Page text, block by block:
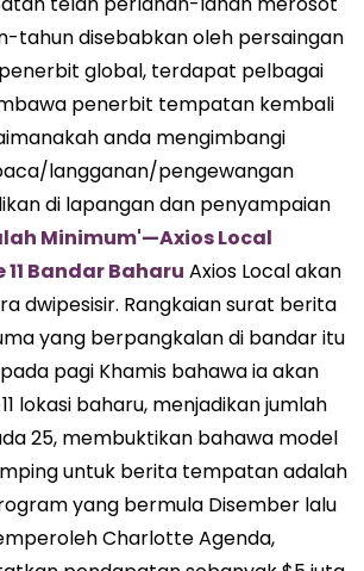
tahun disebabkan oleh persaingan
global, terdapat pelbagai
penerbit tempatan kembali
anda mengimbangi
langganan/pengewangan
di lapangan dan penyampaian
Minimum'—Axios Local
Bandar Baharu Axios Local akan
dwipesisir. Rangkaian surat berita
yang berpangkalan di bandar itu
pagi Khamis bahawa ia akan
lokasi baharu, menjadikan jumlah
25, membuktikan bahawa model
untuk berita tempatan adalah
yang bermula Disember lalu
Charlotte Agenda,